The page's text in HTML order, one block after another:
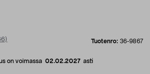
Tuotenro: 36-9867
)
on voimassa 02.02.2027asti